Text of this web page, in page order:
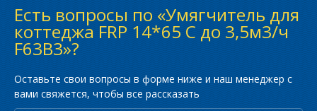
Есть вопросы по «Умягчитель для
коттеджа FRP 14*65 С до 3,5м3/ч
F63B3»?
Оставьте свои вопросы в форме ниже и наш менеджер с
вами свяжется, чтобы все рассказать